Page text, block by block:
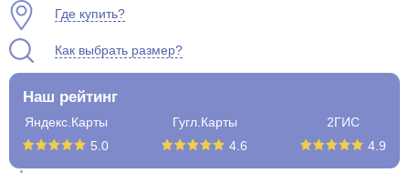
Где купить?
Как выбрать размер?
Наш рейтинг
Яндекс.Карты
5.0
Гугл.Карты
4.6
2ГИС
4.9